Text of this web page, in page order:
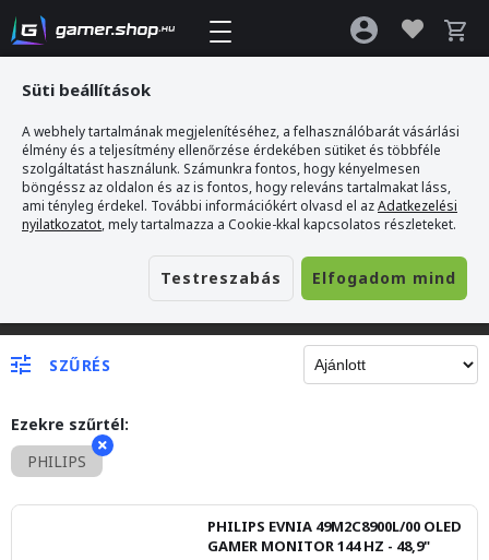
SZŰRÉS
Ezekre szűrtél:
PHILIPS
PHILIPS EVNIA 49M2C8900L/00 OLED
GAMER MONITOR 144 HZ - 48,9"
Süti beállítások
A webhely tartalmának megjelenítéséhez, a felhasználóbarát vásárlási
élmény és a teljesítmény ellenőrzése érdekében sütiket és többféle
szolgáltatást használunk. Számunkra fontos, hogy kényelmesen
böngéssz az oldalon és az is fontos, hogy releváns tartalmakat láss,
ami tényleg érdekel. További információkért olvasd el azAdatkezelési
nyilatkozatot, mely tartalmazza a Cookie-kkal kapcsolatos részleteket.
Testreszabás Elfogadom mind